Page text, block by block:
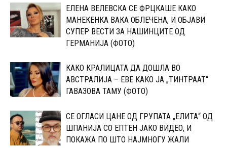
ЕЛЕНА ВЕЛЕВСКА СЕ ФРЦКАШЕ КАКО
МАНЕКЕНКА ВАКА ОБЛЕЧЕНА, И ОБЈАВИ
СУПЕР ВЕСТИ ЗА НАШИНЦИТЕ ОД
ГЕРМАНИЈА (ФОТО)
КАКО КРАЛИЦАТА ДА ДОШЛА ВО
АВСТРАЛИЈА – ЕВЕ КАКО ЈА „ТИНТРААТ“
ГАВАЗОВА ТАМУ (ФОТО)
CЕ ОГЛАСИ ЦАНЕ ОД ГРУПАТА „ЕЛИТА“ ОД
ШПАНИЈА CО ЕПТЕН ЈАКО ВИДЕО, И
ПОКАЖА ПО ШТО НАЈМНОГУ ЖАЛИ